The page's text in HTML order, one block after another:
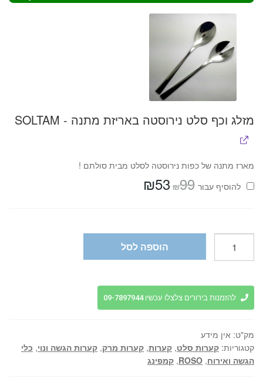
מזלג וכף סלט נירוסטה באריזת מתנה - SOLTAM
מארז מתנה של כפות נירוסטה לסלט מבית סולתם !
להוסיף⁦⁩ עבור
₪99 המחיר
המקורי
₪53
סלט
והגשה
-
eco
Bistro
הוספה לסל
להזמנות בירורים צלצלו עכשיו 09-7897944
מק"ט: אין מידע
קטגוריות: קערות סלט, קערות, קערות מרק, קערות הגשה ונוי, כלי
הגשה ואירוח,
ROSO
, קמפינג